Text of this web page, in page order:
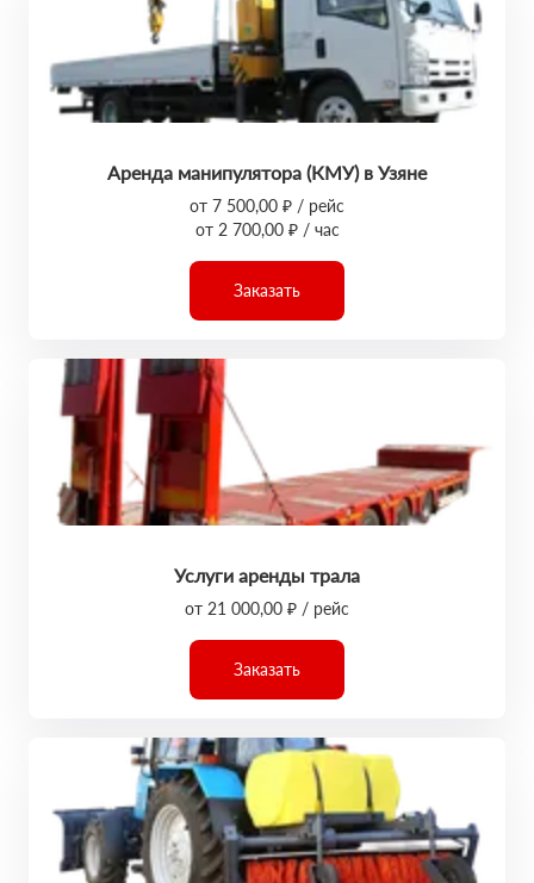
Аренда манипулятора (КМУ) в Узяне
от 7 500,00 ₽ / рейс
от 2 700,00 ₽ / час
Заказать
Услуги аренды трала
от 21 000,00 ₽ / рейс
Заказать